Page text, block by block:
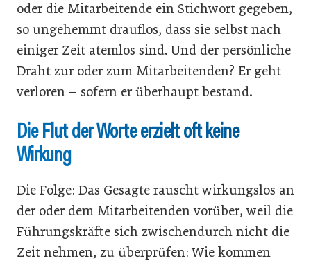
oder die Mitarbeitende ein Stichwort gegeben,
so ungehemmt drauflos, dass sie selbst nach
einiger Zeit atemlos sind. Und der persönliche
Draht zur oder zum Mitarbeitenden? Er geht
verloren – sofern er überhaupt bestand.
Die Flut der Worte erzielt oft keine
Wirkung
Die Folge: Das Gesagte rauscht wirkungslos an
der oder dem Mitarbeitenden vorüber, weil die
Führungskräfte sich zwischendurch nicht die
Zeit nehmen, zu überprüfen: Wie kommen